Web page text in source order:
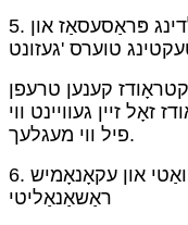
5. באַטראַכטן ימפּרוווינג וועלדינג פּראַסעסאַז און
טוערס 'געזונט
קענען טרעפן
זיין געוויינט ווי
פיל ווי מעגלעך.
6. באַטראַכטן אַרבעט פּראָודאַקטיוואַטי און עקאָנאָמיש
ראַשאַנאַליטי